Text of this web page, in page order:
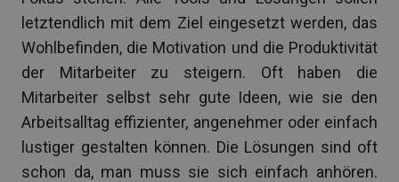
letztendlich mit dem Ziel eingesetzt werden, das
Wohlbefinden, die Motivation und die Produktivität
der Mitarbeiter zu steigern. Oft haben die
Mitarbeiter selbst sehr gute Ideen, wie sie den
Arbeitsalltag effizienter, angenehmer oder einfach
lustiger gestalten können. Die Lösungen sind oft
schon da, man muss sie sich einfach anhören.